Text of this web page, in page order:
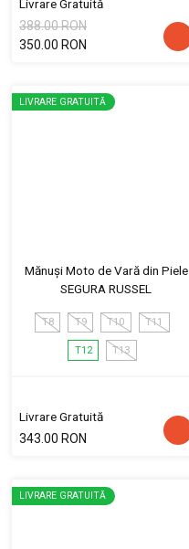
Livrare Gratuită
388.00 RON
350.00 RON
LIVRARE GRATUITĂ
Mănuși Moto de Vară din Piele
SEGURA RUSSEL
T8 T9 T10 T11
T12 T13
Livrare Gratuită
343.00 RON
LIVRARE GRATUITĂ